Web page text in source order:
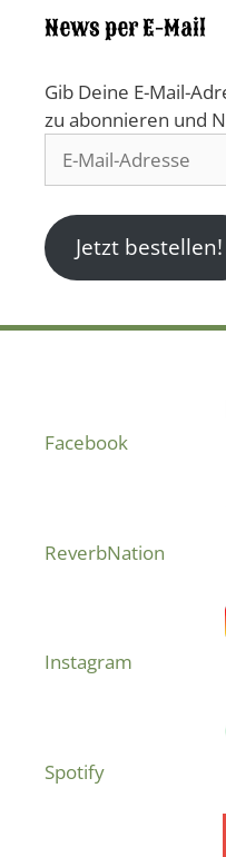
News per E-Mail
Gib Deine E-Mail-
zu abonnieren und
Mail-
Jetzt bestellen!
Facebook
ReverbNation
Instagram
Spotify